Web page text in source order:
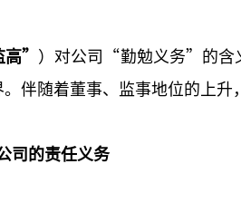
高” ）对公司“勤勉义务”的含
伴随着董事、监事地位的上升
司的责任义务